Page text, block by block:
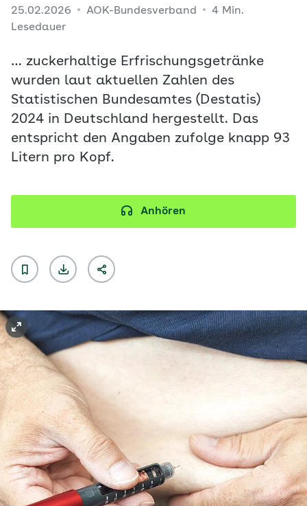
25.02.2026 AOK-Bundesverband
4 Min.
Lesedauer
… zuckerhaltige Erfrischungsgetränke
wurden laut aktuellen Zahlen des
Statistischen Bundesamtes (Destatis)
2024 in Deutschland hergestellt. Das
entspricht den Angaben zufolge knapp 93
Litern pro Kopf.
Anhören